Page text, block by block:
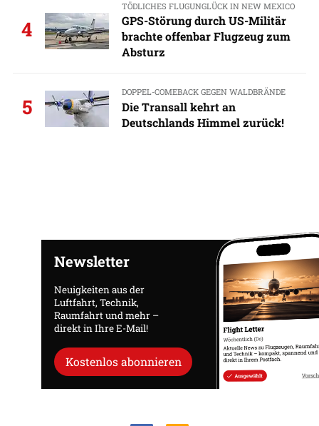
4
TÖDLICHES FLUGUNGLÜCK IN NEW MEXICO
GPS-Störung durch US-Militär
brachte offenbar Flugzeug zum
Absturz
5
DOPPEL-COMEBACK GEGEN WALDBRÄNDE
Die Transall kehrt an
Deutschlands Himmel zurück!
Newsletter
Neuigkeiten aus der
Luftfahrt, Technik,
Raumfahrt und mehr –
direkt in Ihre E-Mail!
Kostenlos abonnieren